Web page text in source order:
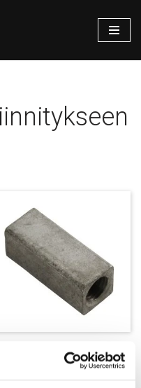
Neliskanttinen